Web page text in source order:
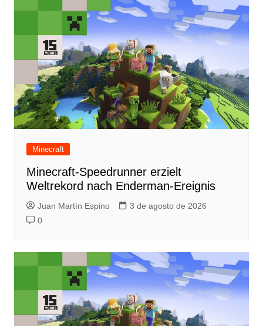
Minecraft
Minecraft-Speedrunner erzielt
Weltrekord nach Enderman-Ereignis
Juan Martín Espino
3 de agosto de 2026
0